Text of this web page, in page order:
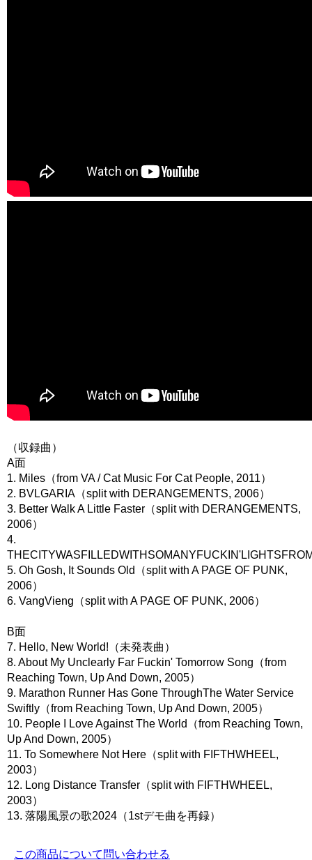
（収録曲）
A面
1. Miles（from VA / Cat Music For Cat People, 2011）
2. BVLGARIA（split with DERANGEMENTS, 2006）
3. Better Walk A Little Faster（split with DERANGEMENTS,
2006）
4.
5. Oh Gosh, It Sounds Old（split with A PAGE OF PUNK,
2006）
6. VangVieng（split with A PAGE OF PUNK, 2006）
B面
7. Hello, New World!（未発表曲）
8. About My Unclearly Far Fuckin' Tomorrow Song（from
Reaching Town, Up And Down, 2005）
9. Marathon Runner Has Gone ThroughThe Water Service
Swiftly（from Reaching Town, Up And Down, 2005）
10. People I Love Against The World（from Reaching Town,
Up And Down, 2005）
11. To Somewhere Not Here（split with FIFTHWHEEL,
2003）
12. Long Distance Transfer（split with FIFTHWHEEL,
2003）
13. 落陽風景の歌2024（1stデモ曲を再録）
この商品について問い合わせる